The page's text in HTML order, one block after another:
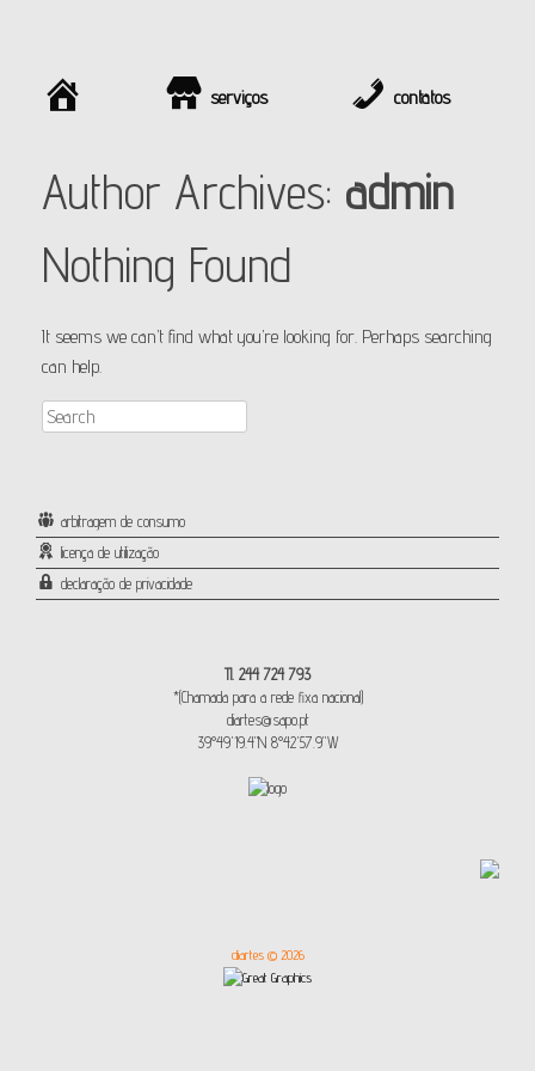
serviços contatos
Author Archives: admin
Nothing Found
It seems we can’t find what you’re looking for. Perhaps searching
can help.
arbitragem de consumo
licença de utilização
declaração de privacidade
Tl. 244 724 793
*(Chamada para a rede fixa nacional)
diartes@sapo.pt
39°49'19.4"N 8°42'57.9"W
diartes © 2026